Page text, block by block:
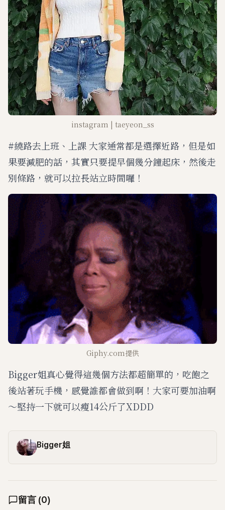
instagram | taeyeon_ss
#繞路去上班、上課 大家通常都是選擇近路，但是如
果要減肥的話，其實只要提早個幾分鐘起床，然後走
別條路，就可以拉長站立時間囉！
Giphy.com提供
Bigger姐真心覺得這幾個方法都超簡單的，吃飽之
後站著玩手機，感覺誰都會做到啊！大家可要加油啊
～堅持一下就可以瘦14公斤了XDDD
Bigger姐
留言 (0)